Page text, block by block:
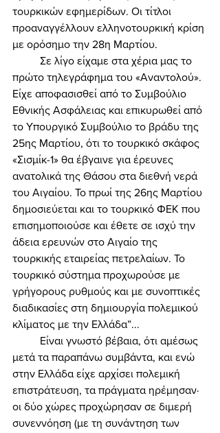
τουρκικών εφημερίδων. Οι τίτλοι
προαναγγέλλουν ελληνοτουρκική κρίση
με ορόσημο την 28η Μαρτίου.
πρώτο τηλεγράφημα του «Αναντολού».
Είχε αποφασισθεί από το Συμβούλιο
Εθνικής Ασφάλειας και επικυρωθεί από
το Υπουργικό Συμβούλιο το βράδυ της
25ης Μαρτίου, ότι το τουρκικό σκάφος
«Σισμίκ-1» θα έβγαινε για έρευνες
ανατολικά της Θάσου στα διεθνή νερά
του Αιγαίου. Το πρωί της 26ης Μαρτίου
δημοσιεύεται και το τουρκικό ΦΕΚ που
επισημοποιούσε και έθετε σε ισχύ την
άδεια ερευνών στο Αιγαίο της
τουρκικής εταιρείας πετρελαίων. Το
τουρκικό σύστημα προχωρούσε με
γρήγορους ρυθμούς και με συνοπτικές
διαδικασίες στη δημιουργία πολεμικού
κλίματος με την Ελλάδα”...
μετά τα παραπάνω συμβάντα, και ενώ
στην Ελλάδα είχε αρχίσει πολεμική
επιστράτευση, τα πράγματα ηρέμησαν·
οι δύο χώρες προχώρησαν σε διμερή
συνεννόηση (με τη συνάντηση των